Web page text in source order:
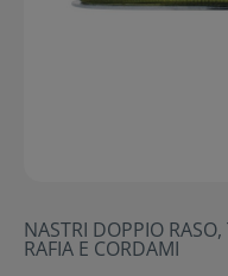
NASTRI DOPPIO
RAFIA E CORDAMI